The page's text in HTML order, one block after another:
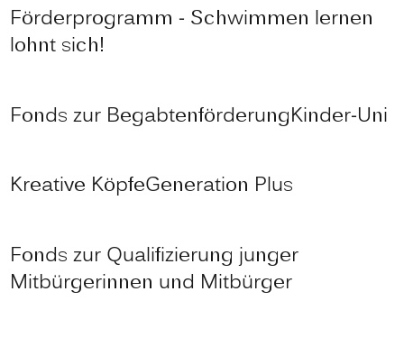
Förderprogramm - Schwimmen lernen
lohnt sich!
Fonds zur BegabtenförderungKinder-Uni
Kreative KöpfeGeneration Plus
Fonds zur Qualifizierung junger
Mitbürgerinnen und Mitbürger